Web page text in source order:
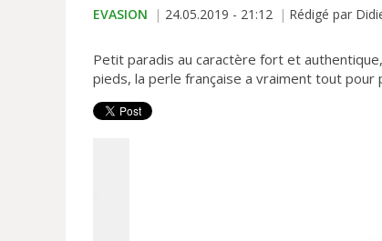
EVASION 24.05.2019 - 21:12 Rédigé par
Petit paradis au caractère fort et
pieds, la perle française a vraiment tout pour